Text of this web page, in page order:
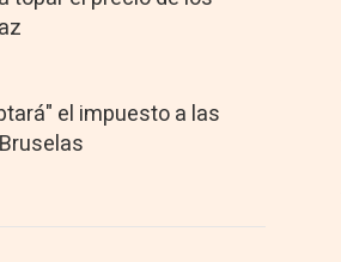
el impuesto a las